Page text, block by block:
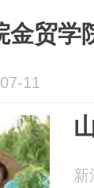
金贸学
11
新